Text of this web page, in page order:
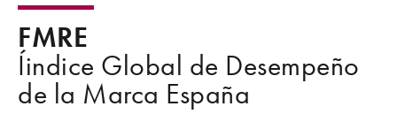
FMRE
Íindice Global de Desempeño
de la Marca España